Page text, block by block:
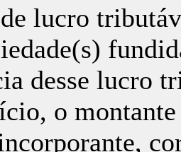
lucro
desse lucro
o